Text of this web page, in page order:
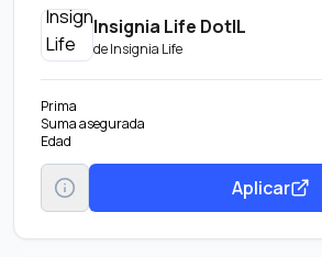
Insignia Life DotIL
deInsignia Life
Prima
Suma asegurada
Edad
Aplicar